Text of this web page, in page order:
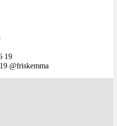
19
@friskemma